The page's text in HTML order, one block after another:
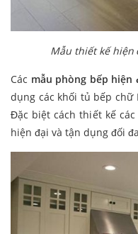
Mẫu thiết kế hiện
Các mẫu phòng bếp hiện
dụng các khối tủ bếp chữ
Đặc biệt cách thiết kế
hiện đại và tận dụng đối